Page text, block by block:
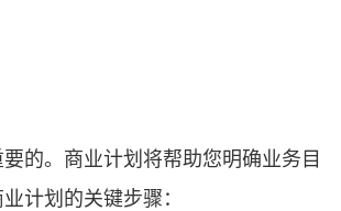
的。商业计划将帮助您明确业务目
计划的关键步骤：